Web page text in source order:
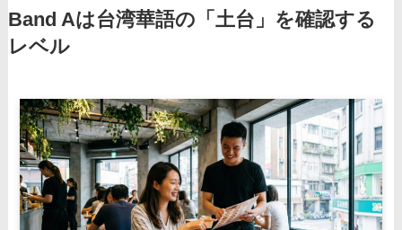
Band Aは台湾華語の「土台」を確認する
レベル